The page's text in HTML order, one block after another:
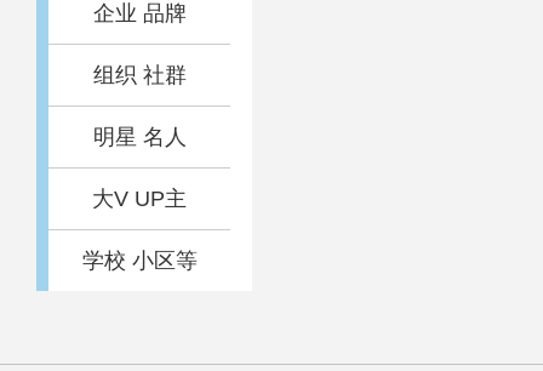
企业 品牌
组织 社群
明星 名人
大V UP主
学校 小区等